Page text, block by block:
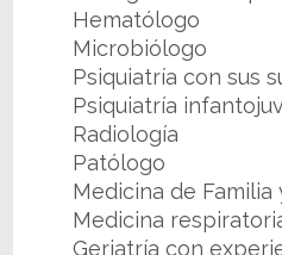
Hematólogo
Microbiólogo
Psiquiatría con sus
Psiquiatría
Radiología
Patólogo
Medicina de Familia
Medicina
Geriatría con